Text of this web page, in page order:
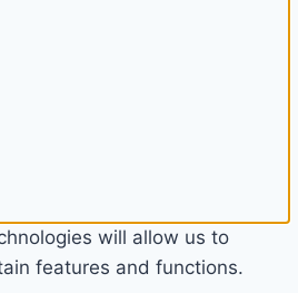
will allow us to
features and functions.